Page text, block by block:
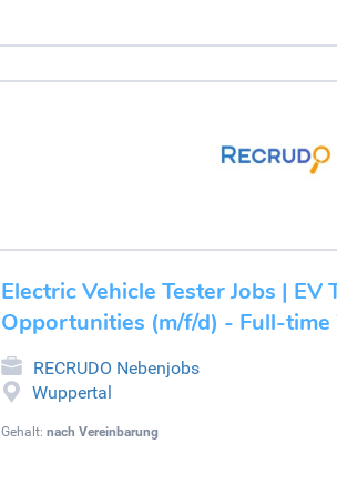
Electric Vehicle Tester Jobs | EV
Opportunities (m/f/d) - Full-
RECRUDO Nebenjobs
Wuppertal
Gehalt: nach Vereinbarung